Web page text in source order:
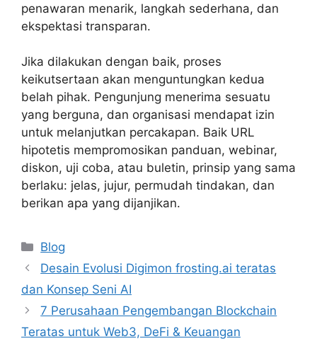
penawaran menarik, langkah sederhana, dan
ekspektasi transparan.
Jika dilakukan dengan baik, proses
keikutsertaan akan menguntungkan kedua
belah pihak. Pengunjung menerima sesuatu
yang berguna, dan organisasi mendapat izin
untuk melanjutkan percakapan. Baik URL
hipotetis mempromosikan panduan, webinar,
diskon, uji coba, atau buletin, prinsip yang sama
berlaku: jelas, jujur, permudah tindakan, dan
berikan apa yang dijanjikan.
Categories
Blog
Desain Evolusi Digimon frosting.ai teratas
dan Konsep Seni AI
7 Perusahaan Pengembangan Blockchain
Teratas untuk Web3, DeFi & Keuangan